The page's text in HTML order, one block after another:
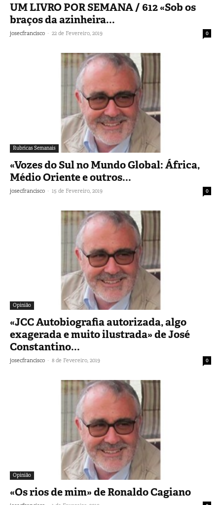
UM LIVRO POR SEMANA / 612 «Sob os
braços da azinheira...
josecfrancisco - 22 de Fevereiro, 2019 0
Rubricas Semanais
«Vozes do Sul no Mundo Global: África,
Médio Oriente e outros...
josecfrancisco - 15 de Fevereiro, 2019 0
Opinião
«JCC Autobiografia autorizada, algo
exagerada e muito ilustrada» de José
Constantino...
josecfrancisco - 8 de Fevereiro, 2019 0
Opinião
«Os rios de mim» de Ronaldo Cagiano